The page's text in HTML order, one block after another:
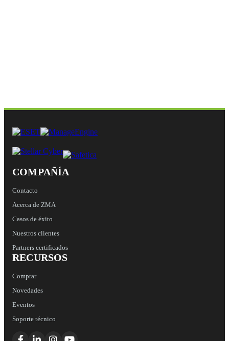
COMPAÑÍA
Contacto
Acerca de ZMA
Casos de éxito
Nuestros clientes
Partners certificados
RECURSOS
Comprar
Novedades
Eventos
Soporte técnico